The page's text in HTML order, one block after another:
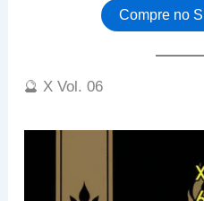
Compre no
🔮 X Vol. 06